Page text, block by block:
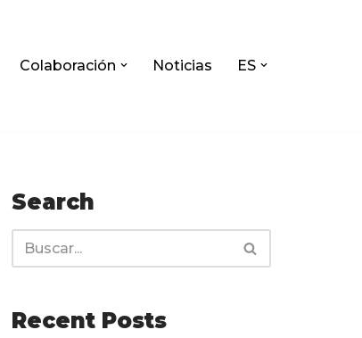
Colaboración Noticias ES
Search
Recent Posts